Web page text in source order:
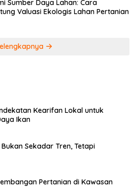
Sumber Daya Lahan: Cara
Valuasi Ekologis Lahan Pertanian
Kearifan Lokal untuk
Ikan
Sekadar Tren, Tetapi
Pertanian di Kawasan